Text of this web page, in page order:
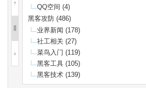
QQ空间 (4)
黑客攻防 (486)
业界新闻 (178)
社工相关 (27)
菜鸟入门 (119)
黑客工具 (105)
黑客技术 (139)